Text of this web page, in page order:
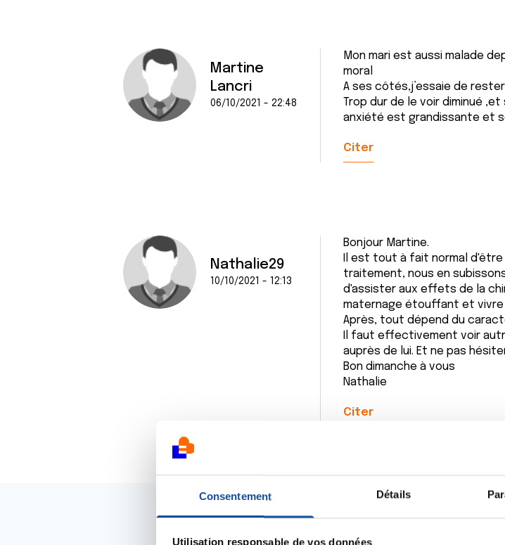
Consentement Détails
Utilisation responsable de vos données
Martine
Lancri
06/10/2021 - 22:48
Mon mari est aussi malade
moral
A ses côtés,j’essaie de
Trop dur de le voir diminué
anxiété est grandissante et
Citer
Nathalie29
10/10/2021 - 12:13
Bonjour Martine.
Il est tout à fait normal
traitement, nous en
d'assister aux effets de la
maternage étouffant et vivre
Après, tout dépend du
Il faut effectivement voir
auprès de lui. Et ne pas
Bon dimanche à vous
Nathalie
Citer